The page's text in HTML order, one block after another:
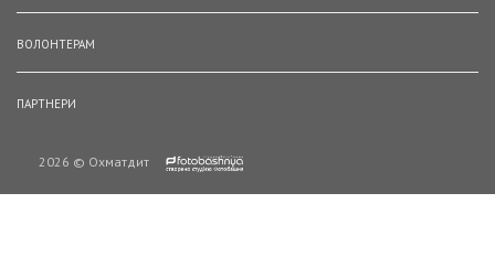
ВОЛОНТЕРАМ
ПАРТНЕРИ
2026 © Охматдит